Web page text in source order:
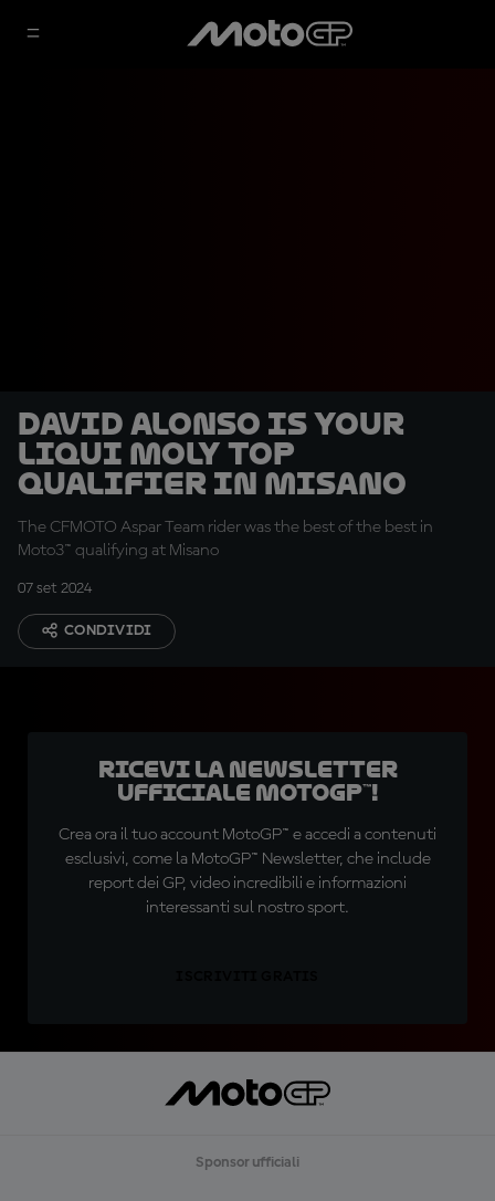
David Alonso is your
Liqui Moly top
qualifier in Misano
The CFMOTO Aspar Team rider was the best of the best in
Moto3™ qualifying at Misano
07 set 2024
CONDIVIDI
Ricevi la newsletter
ufficiale MotoGP™!
Crea ora il tuo account MotoGP™ e accedi a contenuti
esclusivi, come la MotoGP™ Newsletter, che include
report dei GP, video incredibili e informazioni
interessanti sul nostro sport.
Sponsor ufficiali